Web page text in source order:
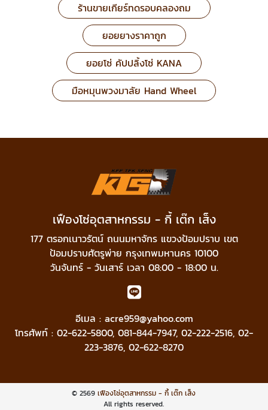
ร้านขายเกียร์ทดรอบคลองถม
ยอยยางราคาถูก
ยอยโซ่ คัปปลิ้งโซ่ KANA
มือหมุนพวงมาลัย Hand Wheel
เฟืองโซ่อุตสาหกรรม - กี้ เต๊ก เส็ง
177 ตรอกเนาวรัตน์ ถนนมหาจักร แขวงป้อมปราบ เขต
ป้อมปราบศัตรูพ่าย กรุงเทพมหานคร 10100
วันจันทร์ - วันเสาร์ เวลา 08:00 - 18:00 น.
อีเมล : acre959@yahoo.com
โทรศัพท์ : 02-622-5800, 081-844-7947, 02-222-2516, 02-
223-3876, 02-622-8270
© 2569เฟืองโซ่อุตสาหกรรม - กี้ เต๊ก เส็ง
All rights reserved.